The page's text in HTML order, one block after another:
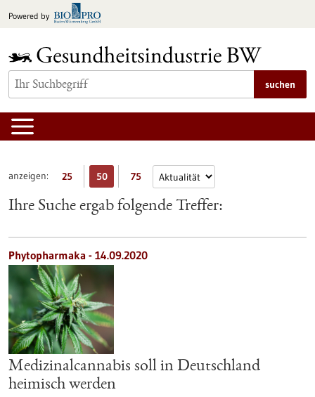
Inhalt
Powered by
suchen
anzeigen: 25 50 75
Ihre Suche ergab folgende Treffer:
Phytopharmaka - 14.09.2020
Medizinalcannabis soll in Deutschland
heimisch werden